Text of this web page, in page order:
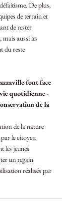
De plus,
de terrain et
de rester
aussi les
du reste
font face
quotidienne -
de la
de la nature
par le citoyen
les jeunes
un regain
réalisés par